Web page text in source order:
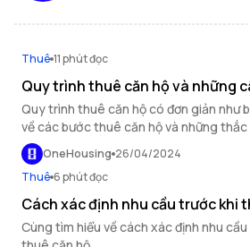
Thuê 11 phút đọc
Quy trình thuê căn hộ và những
Quy trình thuê căn hộ có đơn giản như
về các bước thuê căn hộ và những
thường gặp phải.
OneHousing 26/04/2024
Thuê 6 phút đọc
Cách xác định nhu cầu trước khi
Cùng tìm hiểu về cách xác định nhu